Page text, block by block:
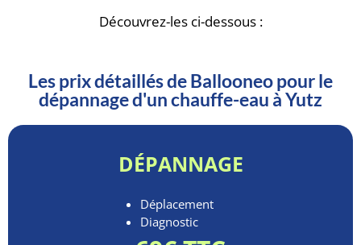
Découvrez-les ci-dessous :
Les prix détaillés de Ballooneo pour le
dépannage d'un chauffe-eau à Yutz
DÉPANNAGE
Déplacement
Diagnostic